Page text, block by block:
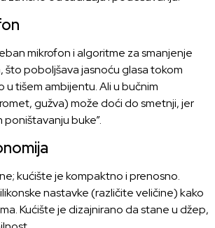
mikrofon i algoritme za smanjenje
što poboljšava jasnoću glasa tokom
tišem ambijentu. Ali u bučnim
gužva) može doći do smetnji, jer
poništavanju buke”.
kućište je kompaktno i prenosno.
nastavke (različite veličine) kako
Kućište je dizajnirano da stane u džep,